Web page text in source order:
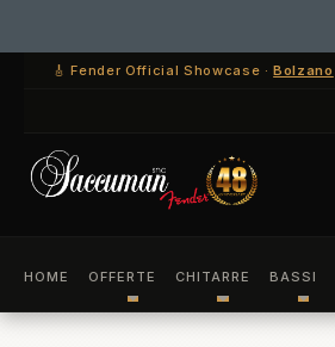
🎸 Fender Official Showcase ·Bolzano
HOME OFFERTE CHITARRE BASSI